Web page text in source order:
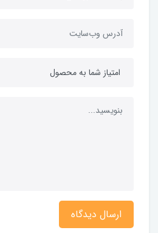
ارسال دیدگاه